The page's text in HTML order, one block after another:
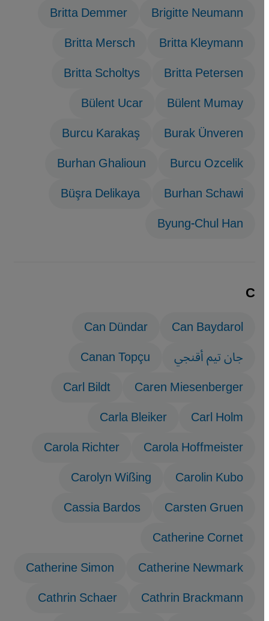
Brigitte Neumann
Britta Demmer
Britta Kleymann
Britta Mersch
Britta Petersen
Britta Scholtys
Bülent Mumay
Bülent Ucar
Burak Ünveren
Burcu Karakaş
Burcu Ozcelik
Burhan Ghalioun
Burhan Schawi
Büşra Delikaya
Byung-Chul Han
C
Can Baydarol
Can Dündar
جان تيم أقنجي
Canan Topçu
Caren Miesenberger
Carl Bildt
Carl Holm
Carla Bleiker
Carola Hoffmeister
Carola Richter
Carolin Kubo
Carolyn Wißing
Carsten Gruen
Cassia Bardos
Catherine Cornet
Catherine Newmark
Catherine Simon
Cathrin Brackmann
Cathrin Schaer